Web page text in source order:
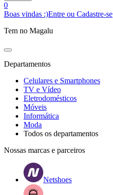
0
Boas vindas :)Entre ou Cadastre-se
Tem no Magalu
Departamentos
Celulares e Smartphones
TV e Vídeo
Eletrodomésticos
Móveis
Informática
Moda
Todos os departamentos
Nossas marcas e parceiros
Netshoes